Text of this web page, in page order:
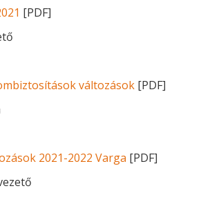
[PDF]
változások [PDF]
2021-2022 Varga [PDF]